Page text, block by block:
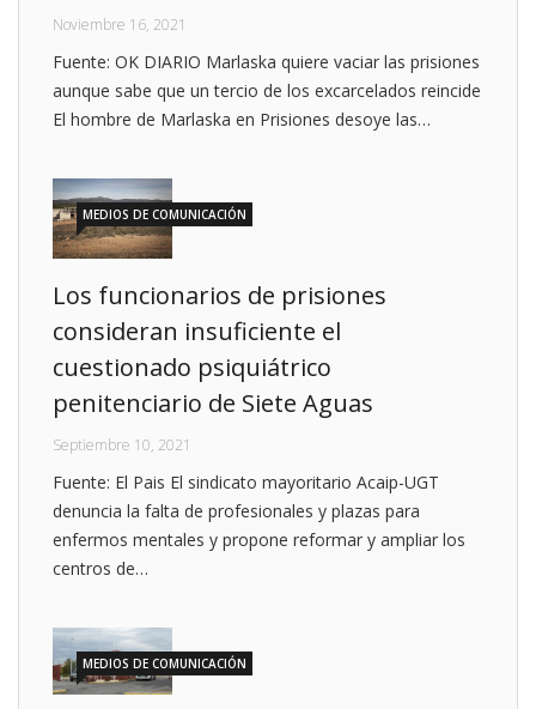
Noviembre 16, 2021
Fuente: OK DIARIO Marlaska quiere vaciar las prisiones
aunque sabe que un tercio de los excarcelados reincide
El hombre de Marlaska en Prisiones desoye las…
MEDIOS DE COMUNICACIÓN
Los funcionarios de prisiones
consideran insuficiente el
cuestionado psiquiátrico
penitenciario de Siete Aguas
Septiembre 10, 2021
Fuente: El Pais El sindicato mayoritario Acaip-UGT
denuncia la falta de profesionales y plazas para
enfermos mentales y propone reformar y ampliar los
centros de…
MEDIOS DE COMUNICACIÓN